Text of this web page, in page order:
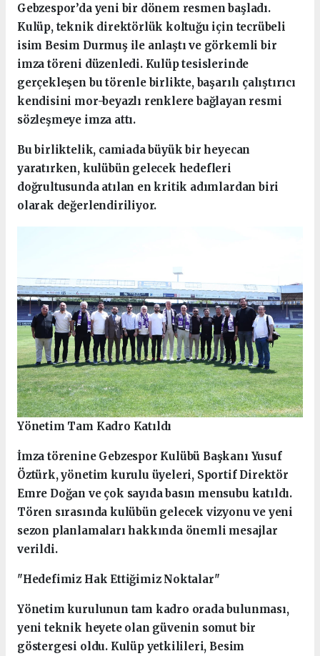
Gebzespor’da yeni bir dönem resmen başladı.
Kulüp, teknik direktörlük koltuğu için tecrübeli
isim Besim Durmuş ile anlaştı ve görkemli bir
imza töreni düzenledi. Kulüp tesislerinde
gerçekleşen bu törenle birlikte, başarılı çalıştırıcı
kendisini mor-beyazlı renklere bağlayan resmi
sözleşmeye imza attı.
Bu birliktelik, camiada büyük bir heyecan
yaratırken, kulübün gelecek hedefleri
doğrultusunda atılan en kritik adımlardan biri
olarak değerlendiriliyor.
Yönetim Tam Kadro Katıldı
İmza törenine Gebzespor Kulübü Başkanı Yusuf
Öztürk, yönetim kurulu üyeleri, Sportif Direktör
Emre Doğan ve çok sayıda basın mensubu katıldı.
Tören sırasında kulübün gelecek vizyonu ve yeni
sezon planlamaları hakkında önemli mesajlar
verildi.
"Hedefimiz Hak Ettiğimiz Noktalar"
Yönetim kurulunun tam kadro orada bulunması,
yeni teknik heyete olan güvenin somut bir
göstergesi oldu. Kulüp yetkilileri, Besim